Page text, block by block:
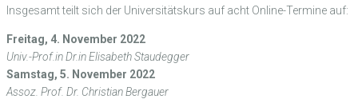
Insgesamt teilt sich der Universitätskurs auf acht Online-Termine auf:
Freitag, 4. November 2022
Univ.-Prof.in Dr.in Elisabeth Staudegger
Samstag, 5. November 2022
Assoz. Prof. Dr. Christian Bergauer